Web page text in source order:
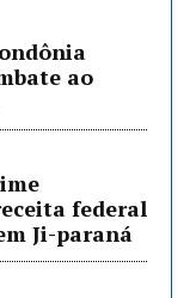
ao
federal
Ji-paraná